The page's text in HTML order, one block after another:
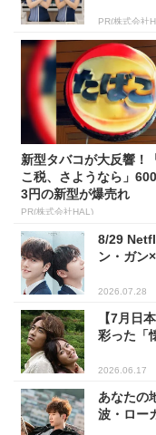
PR(株式会社
新型タバコが大反響！
こ税、さようなら」
3円の新型が爆売れ
PR(株式会社HAL)
8/29
ン・ガン
2026.07.28
【7月日
彩った「
2026.06.17
あなたの
波・ロー